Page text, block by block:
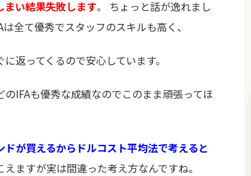
まい結果失敗します。 ちょっと話が逸れまし
全て優秀でスタッフのスキルも高く、
返ってくるので安心しています。
IFAも優秀な成績なのでこのまま頑張ってほ
ドが買えるからドルコスト平均法で考えると
ますが実は間違った考え方なんですね。